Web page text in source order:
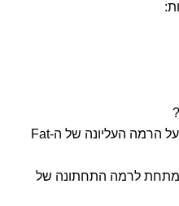
לונגים עדיפים כאשר המחיר מעל הרמה העליונה של ה-Fat
מתחת לרמה התחתונה של